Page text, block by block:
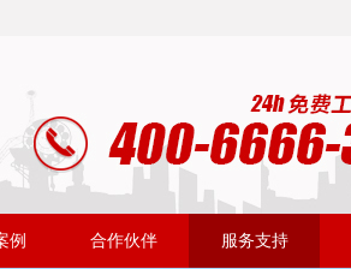
例 合作伙伴 服务支持